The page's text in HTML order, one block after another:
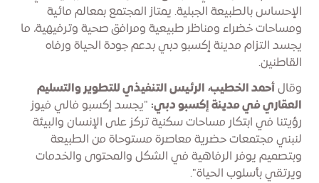
الإحساس بالطبيعة الجبلية. يمتاز المجتمع بمعالم مائية
ومساحات خضراء ومناظر طبيعية ومرافق صحية وترفيهية، ما
يجسد التزام مدينة إكسبو دبي بدعم جودة الحياة ورفاه
القاطنين.
وقال أحمد الخطيب، الرئيس التنفيذي للتطوير والتسليم
العقاري في مدينة إكسبو دبي: "يجسد إكسبو فالي فيوز
رؤيتنا في ابتكار مساحات سكنية تركز على الإنسان والبيئة
لنبني مجتمعات حضرية معاصرة مستوحاة من الطبيعة
وبتصميم يوفر الرفاهية في الشكل والمحتوى والخدمات
ويرتقي بأسلوب الحياة".